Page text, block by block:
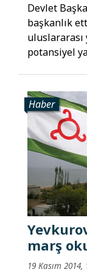
Devlet
başkanlık
uluslararası
potansiyel
Haber
marş
19 Kasım 2014,